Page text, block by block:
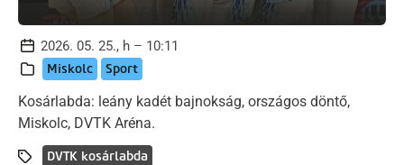
2026. 05. 25., h – 10:11
Miskolc Sport
Kosárlabda: leány kadét bajnokság, országos döntő,
Miskolc, DVTK Aréna.
DVTK kosárlabda